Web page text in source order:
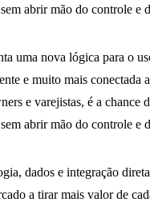
abrir mão do controle e
uma nova lógica para o
e muito mais conectada
e varejistas, é a chance
abrir mão do controle e
dados e integração
a tirar mais valor de